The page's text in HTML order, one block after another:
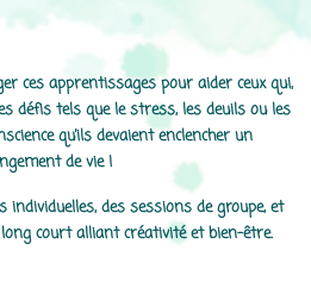
ces apprentissages pour aider ceux qui,
défis tels que le stress, les deuils ou les
qu’ils devaient enclencher un
de vie !
des sessions de groupe, et
court alliant créativité et bien-être.